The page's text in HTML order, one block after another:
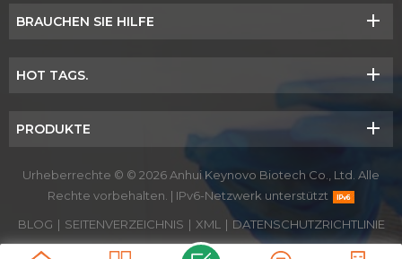
BRAUCHEN SIE HILFE
HOT TAGS.
PRODUKTE
Urheberrechte © © 2026 Anhui Keynovo Biotech Co., Ltd. Alle
Rechte vorbehalten. | IPv6-Netzwerk unterstützt
BLOG | SEITENVERZEICHNIS | XML | DATENSCHUTZRICHTLINIE